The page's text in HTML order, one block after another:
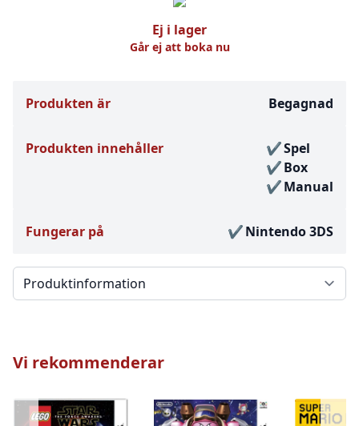
Ej i lager
Går ej att boka nu
Produkten är Begagnad
Produkten innehåller
Spel
Box
Manual
Fungerar på Nintendo 3DS
Välj en flik
Vi rekommenderar